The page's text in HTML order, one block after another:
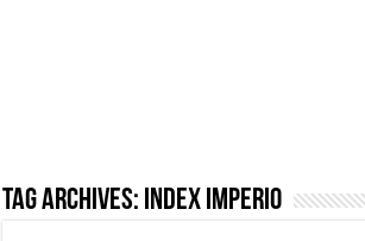
Tag Archives: index imperio